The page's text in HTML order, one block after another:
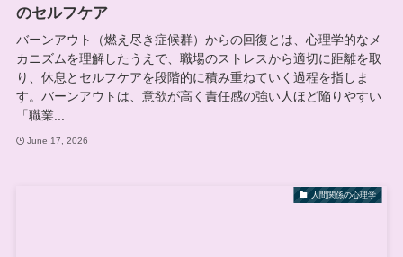
のセルフケア
バーンアウト（燃え尽き症候群）からの回復とは、心理学的なメ
カニズムを理解したうえで、職場のストレスから適切に距離を取
り、休息とセルフケアを段階的に積み重ねていく過程を指しま
す。バーンアウトは、意欲が高く責任感の強い人ほど陥りやすい
「職業...
June 17, 2026
人間関係の心理学